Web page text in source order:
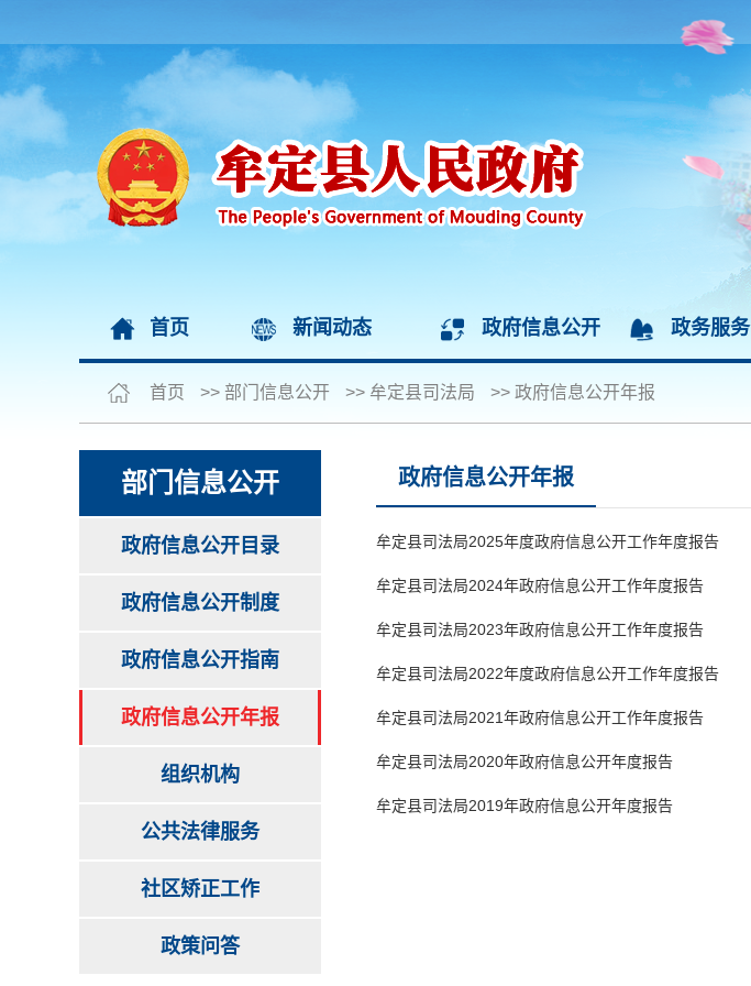
首页 新闻动态 政府信息公开 政务服务
首页 >> 部门信息公开 >> 牟定县司法局 >> 政府信息公开年报
部门信息公开
政府信息公开目录
政府信息公开制度
政府信息公开指南
政府信息公开年报
组织机构
公共法律服务
社区矫正工作
政策问答
政府信息公开年报
牟定县司法局2025年度政府信息公开工作年度报告
牟定县司法局2024年政府信息公开工作年度报告
牟定县司法局2023年政府信息公开工作年度报告
牟定县司法局2022年度政府信息公开工作年度报告
牟定县司法局2021年政府信息公开工作年度报告
牟定县司法局2020年政府信息公开年度报告
牟定县司法局2019年政府信息公开年度报告